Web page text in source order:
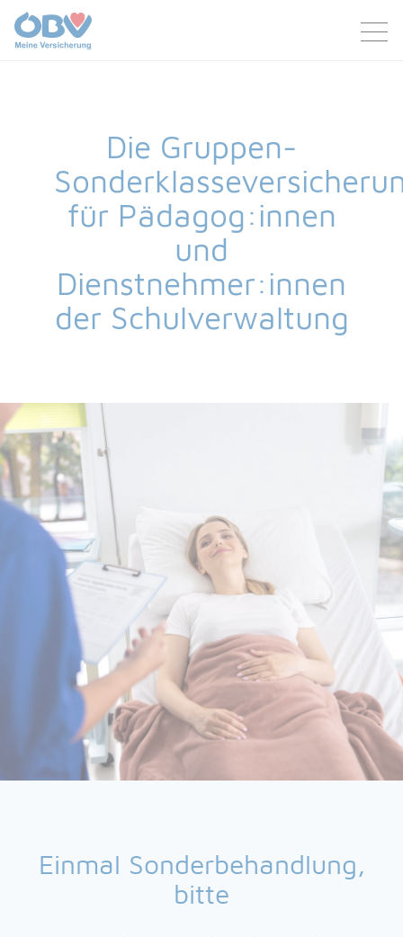
Die Gruppen-
für Pädagog:innen
und
Dienstnehmer:innen
der Schulverwaltung
Einmal Sonderbehandlung,
bitte